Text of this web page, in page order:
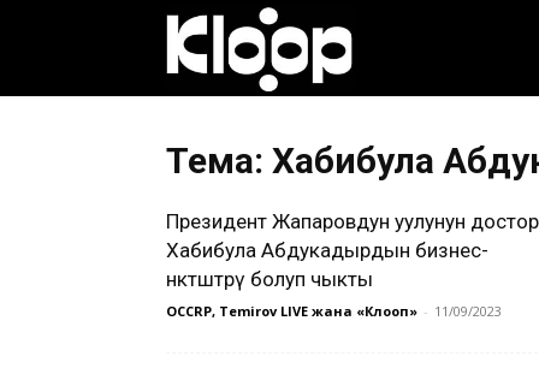
кыргызча
|
Тема: Хабибула
Президент Жапаровдун уулунун
Хабибула Абдукадырдын бизнес-
өнөктөштөрү болуп чыкты
OCCRP, Temirov LIVE жана «Клооп» - 11/09/2023